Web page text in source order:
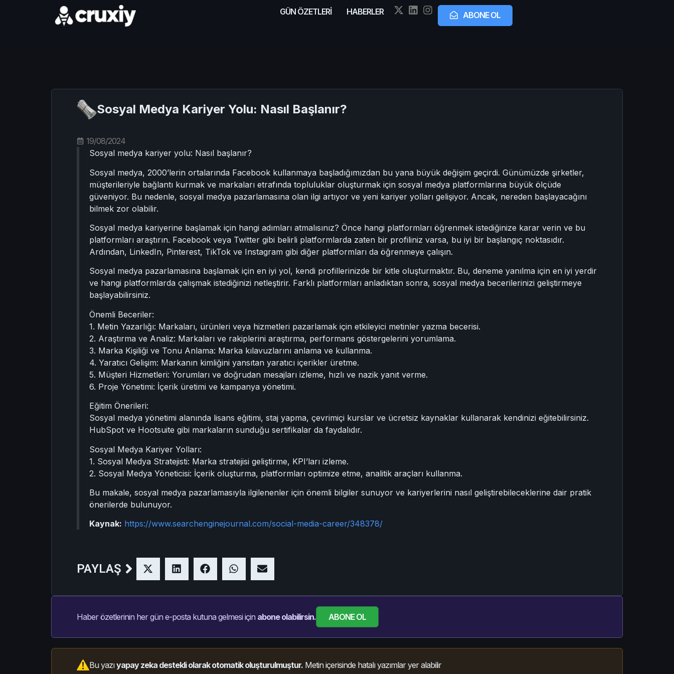
GÜN ÖZETLERİ HABERLER ABONE OL
Sosyal Medya Kariyer Yolu: Nasıl Başlanır?
19/08/2024
Sosyal medya kariyer yolu: Nasıl başlanır?
Sosyal medya, 2000’lerin ortalarında Facebook kullanmaya başladığımızdan bu yana büyük değişim geçirdi. Günümüzde şirketler,
müşterileriyle bağlantı kurmak ve markaları etrafında topluluklar oluşturmak için sosyal medya platformlarına büyük ölçüde
güveniyor. Bu nedenle, sosyal medya pazarlamasına olan ilgi artıyor ve yeni kariyer yolları gelişiyor. Ancak, nereden başlayacağını
bilmek zor olabilir.
Sosyal medya kariyerine başlamak için hangi adımları atmalısınız? Önce hangi platformları öğrenmek istediğinize karar verin ve bu
platformları araştırın. Facebook veya Twitter gibi belirli platformlarda zaten bir profiliniz varsa, bu iyi bir başlangıç noktasıdır.
Ardından, LinkedIn, Pinterest, TikTok ve Instagram gibi diğer platformları da öğrenmeye çalışın.
Sosyal medya pazarlamasına başlamak için en iyi yol, kendi profillerinizde bir kitle oluşturmaktır. Bu, deneme yanılma için en iyi yerdir
ve hangi platformlarda çalışmak istediğinizi netleştirir. Farklı platformları anladıktan sonra, sosyal medya becerilerinizi geliştirmeye
başlayabilirsiniz.
Önemli Beceriler:
1. Metin Yazarlığı: Markaları, ürünleri veya hizmetleri pazarlamak için etkileyici metinler yazma becerisi.
2. Araştırma ve Analiz: Markaları ve rakiplerini araştırma, performans göstergelerini yorumlama.
3. Marka Kişiliği ve Tonu Anlama: Marka kılavuzlarını anlama ve kullanma.
4. Yaratıcı Gelişim: Markanın kimliğini yansıtan yaratıcı içerikler üretme.
5. Müşteri Hizmetleri: Yorumları ve doğrudan mesajları izleme, hızlı ve nazik yanıt verme.
6. Proje Yönetimi: İçerik üretimi ve kampanya yönetimi.
Eğitim Önerileri:
Sosyal medya yönetimi alanında lisans eğitimi, staj yapma, çevrimiçi kurslar ve ücretsiz kaynaklar kullanarak kendinizi eğitebilirsiniz.
HubSpot ve Hootsuite gibi markaların sunduğu sertifikalar da faydalıdır.
Sosyal Medya Kariyer Yolları:
1. Sosyal Medya Stratejisti: Marka stratejisi geliştirme, KPI’ları izleme.
2. Sosyal Medya Yöneticisi: İçerik oluşturma, platformları optimize etme, analitik araçları kullanma.
Bu makale, sosyal medya pazarlamasıyla ilgilenenler için önemli bilgiler sunuyor ve kariyerlerini nasıl geliştirebileceklerine dair pratik
önerilerde bulunuyor.
Kaynak: https://www.searchenginejournal.com/social-media-career/348378/
PAYLAŞ
Haber özetlerinin her gün e-posta kutuna gelmesi için abone olabilirsin. ABONE OL
Bu yazıyapay zeka destekli olarak otomatik oluşturulmuştur. Metin içerisinde hatalı yazımlar yer alabilir